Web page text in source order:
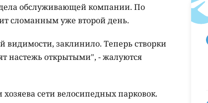
дела обслуживающей компании. По
сломанным уже второй день.
видимости, заклинило. Теперь створки
настежь открытыми", - жалуются
сети велосипедных парковок.